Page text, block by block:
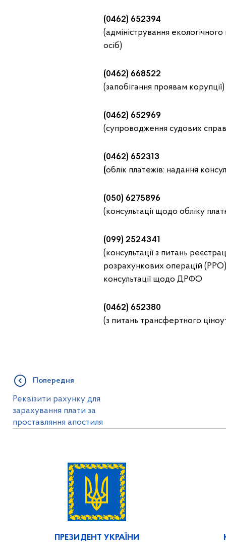
(0462) 652394
(адміністрування
осіб)
(0462) 668522
(запобігання проявам корупції)
(0462) 652969
(супроводження судових
(0462) 652313
(облік платежів: надання
(050) 6275896
(консультації щодо обліку
(099) 2524341
(консультації з питань
розрахункових операцій
консультації щодо ДРФО
(0462) 652380
(з питань трансфертного
Попередня
Реквізити рахунку для
зарахування плати за
проставляння апостиля
ПРЕЗИДЕНТ УКРАЇНИ